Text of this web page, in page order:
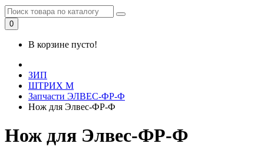
0
В корзине пусто!
ЗИП
ШТРИХ М
Запчасти ЭЛВЕС-ФР-Ф
Нож для Элвес-ФР-Ф
Нож для Элвес-ФР-Ф